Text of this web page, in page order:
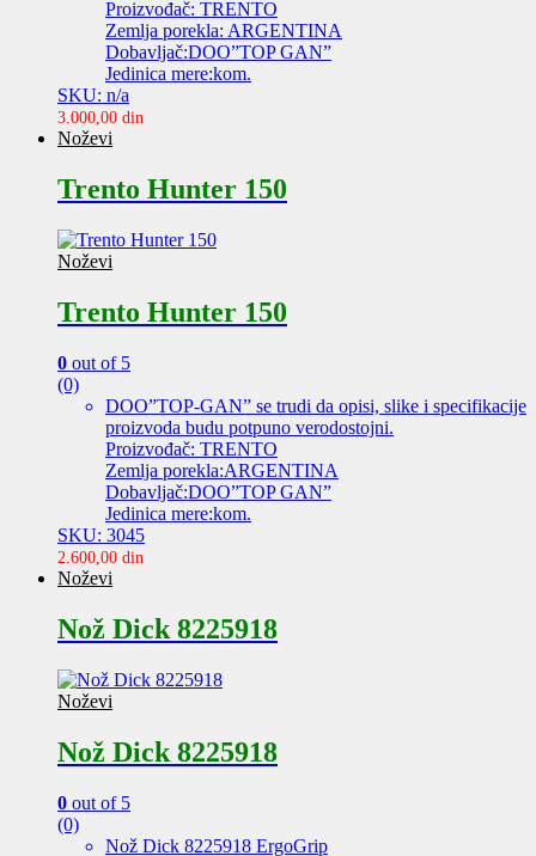
Proizvođač: TRENTO
Zemlja porekla: ARGENTINA
Dobavljač:DOO”TOP GAN”
Jedinica mere:kom.
SKU: n/a
3.000,00 din
Noževi
Trento Hunter 150
Noževi
Trento Hunter 150
0 out of 5
(0)
DOO”TOP-GAN” se trudi da opisi, slike i specifikacije
proizvoda budu potpuno verodostojni.
Proizvođač: TRENTO
Zemlja porekla:ARGENTINA
Dobavljač:DOO”TOP GAN”
Jedinica mere:kom.
SKU: 3045
2.600,00 din
Noževi
Nož Dick 8225918
Noževi
Nož Dick 8225918
0 out of 5
(0)
Nož Dick 8225918 ErgoGrip